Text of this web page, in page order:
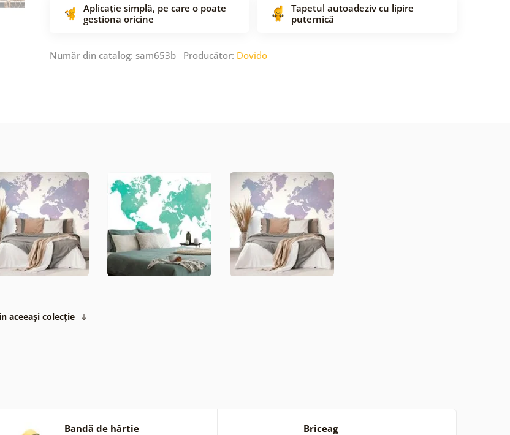
Aplicație simplă, pe care o poate
gestiona oricine
Tapetul autoadeziv cu lipire
puternică
Număr din catalog: sam653b Producător: Dovido
aceeași colecție
Bandă de hârtie Briceag